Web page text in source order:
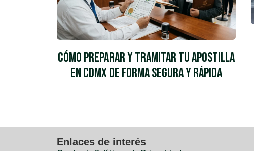
Cómo Preparar y Tramitar tu Apostilla
en CDMX de Forma Segura y Rápida
Enlaces de interés